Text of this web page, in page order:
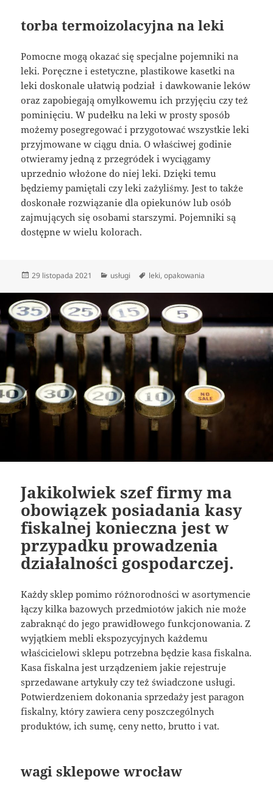
torba termoizolacyjna na leki
Pomocne mogą okazać się specjalne pojemniki na
leki. Poręczne i estetyczne, plastikowe kasetki na
leki doskonale ułatwią podział i dawkowanie leków
oraz zapobiegają omyłkowemu ich przyjęciu czy też
pominięciu. W pudełku na leki w prosty sposób
możemy posegregować i przygotować wszystkie leki
przyjmowane w ciągu dnia. O właściwej godinie
otwieramy jedną z przegródek i wyciągamy
uprzednio włożone do niej leki. Dzięki temu
będziemy pamiętali czy leki zażyliśmy. Jest to także
doskonałe rozwiązanie dla opiekunów lub osób
zajmujących się osobami starszymi. Pojemniki są
dostępne w wielu kolorach.
Data
29 listopada 2021 Kategorie
usługi Tagi
leki,opakowania
Jakikolwiek szef firmy ma
obowiązek posiadania kasy
fiskalnej konieczna jest w
przypadku prowadzenia
działalności gospodarczej.
Każdy sklep pomimo różnorodności w asortymencie
łączy kilka bazowych przedmiotów jakich nie może
zabraknąć do jego prawidłowego funkcjonowania. Z
wyjątkiem mebli ekspozycyjnych każdemu
właścicielowi sklepu potrzebna będzie kasa fiskalna.
Kasa fiskalna jest urządzeniem jakie rejestruje
sprzedawane artykuły czy też świadczone usługi.
Potwierdzeniem dokonania sprzedaży jest paragon
fiskalny, który zawiera ceny poszczególnych
produktów, ich sumę, ceny netto, brutto i vat.
wagi sklepowe wrocław